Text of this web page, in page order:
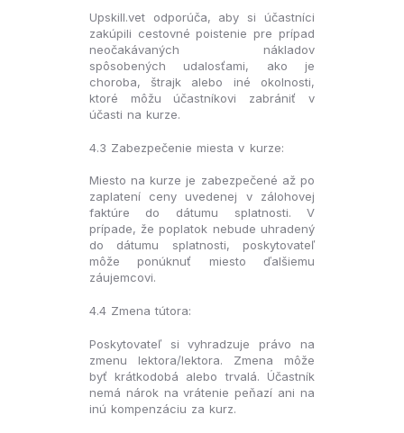
Upskill.vet odporúča, aby si účastníci
zakúpili cestovné poistenie pre prípad
neočakávaných nákladov
spôsobených udalosťami, ako je
choroba, štrajk alebo iné okolnosti,
ktoré môžu účastníkovi zabrániť v
účasti na kurze.
4.3 Zabezpečenie miesta v kurze:
Miesto na kurze je zabezpečené až po
zaplatení ceny uvedenej v zálohovej
faktúre do dátumu splatnosti. V
prípade, že poplatok nebude uhradený
do dátumu splatnosti, poskytovateľ
môže ponúknuť miesto ďalšiemu
záujemcovi.
4.4 Zmena tútora:
Poskytovateľ si vyhradzuje právo na
zmenu lektora/lektora. Zmena môže
byť krátkodobá alebo trvalá. Účastník
nemá nárok na vrátenie peňazí ani na
inú kompenzáciu za kurz.